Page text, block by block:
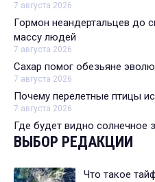
7 августа 2026
Гормон неандертальцев до
массу людей
7 августа 2026
Сахар помог обезьяне
7 августа 2026
Почему перелетные птицы
7 августа 2026
Где будет видно солнечное
ВЫБОР РЕДАКЦИИ
Что такое